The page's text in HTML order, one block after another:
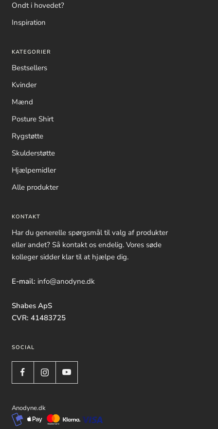
Ondt i hovedet?
Inspiration
KATEGORIER
Bestsellers
Kvinder
Mænd
Posture Shirt
Rygstøtte
Skulderstøtte
Hjælpemidler
Alle produkter
KONTAKT
Har du generelle spørgsmål til valg af produkter
eller andet? Så kontakt os endelig. Vores søde
kolleger sidder klar til at hjælpe dig.
E-mail: info@anodyne.dk
Shabes ApS
CVR: 41483725
SOCIAL
Anodyne.dk